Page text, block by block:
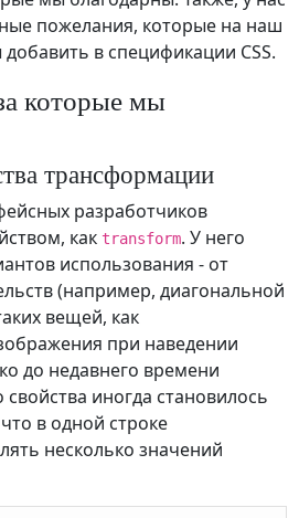
пожелания, которые на наш
в спецификации CSS.
которые мы
трансформации
разработчиков
как transform. У него
использования - от
(например, диагональной
вещей, как
при наведении
до недавнего времени
иногда становилось
в одной строке
несколько значений